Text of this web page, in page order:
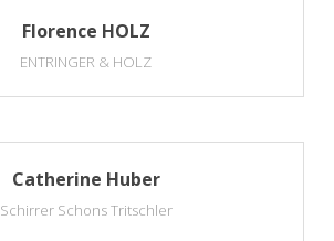
Florence HOLZ
ENTRINGER & HOLZ
Catherine Huber
Schirrer Schons Tritschler